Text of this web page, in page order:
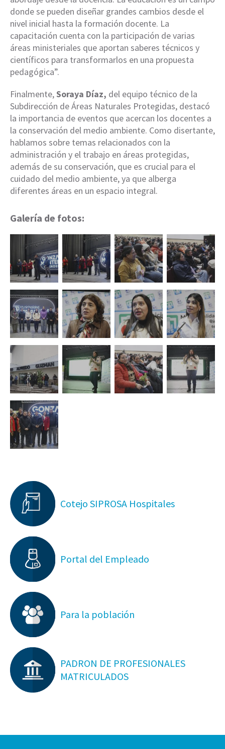
donde se pueden diseñar grandes cambios desde el
nivel inicial hasta la formación docente. La
capacitación cuenta con la participación de varias
áreas ministeriales que aportan saberes técnicos y
científicos para transformarlos en una propuesta
pedagógica”.
Finalmente,Soraya Díaz, del equipo técnico de la
Subdirección de Áreas Naturales Protegidas, destacó
la importancia de eventos que acercan los docentes a
la conservación del medio ambiente. Como disertante,
hablamos sobre temas relacionados con la
administración y el trabajo en áreas protegidas,
además de su conservación, que es crucial para el
cuidado del medio ambiente, ya que alberga
diferentes áreas en un espacio integral.
Galería de fotos:
Cotejo SIPROSA Hospitales
Portal del Empleado
Para la población
PADRON DE PROFESIONALES
MATRICULADOS